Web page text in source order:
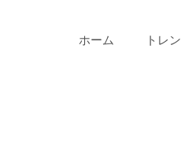
ホーム トレ